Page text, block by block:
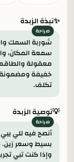
✨نبذة الزبدة
شوربة السمك
سمعة المكان،
معقولة
خفيفة
تكلف.
💡توصية الزبدة
أنصح فيه للي
بسيط وسعر
وإذا كنت تبي